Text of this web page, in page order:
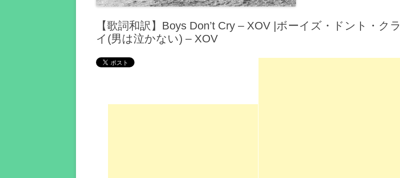
【歌詞和訳】Boys Don’t Cry – XOV |ボーイズ・ドント・クラ
イ(男は泣かない) – XOV